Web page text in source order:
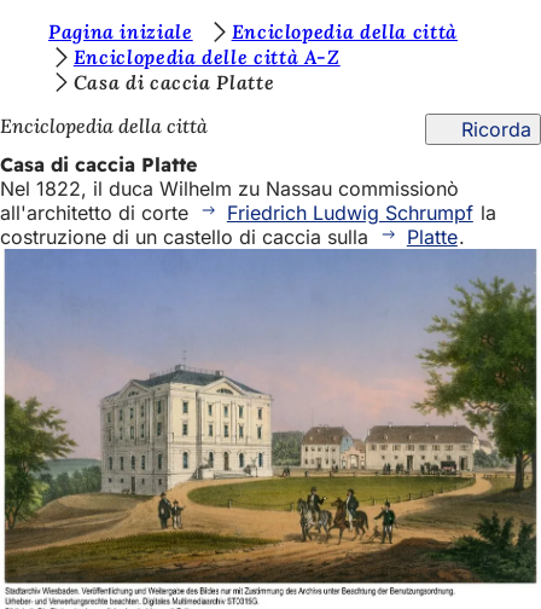
Vai al contenuto
e
t
e
q
Pagina iniziale
Enciclopedia della città
Enciclopedia delle città A-Z
Casa di caccia Platte
Enciclopedia della città
Ricorda
Casa di caccia Platte
Nel 1822, il duca Wilhelm zu Nassau commissionò
all'architetto di corte
Friedrich Ludwig Schrumpf la
costruzione di un castello di caccia sulla
Platte.